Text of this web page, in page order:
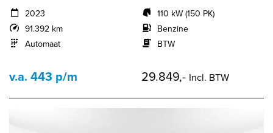
2023
91.392 km
Automaat
110 kW (150 PK)
Benzine
BTW
v.a. 443 p/m 29.849,- Incl. BTW